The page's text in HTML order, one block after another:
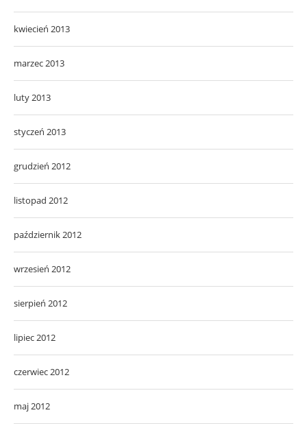
kwiecień 2013
marzec 2013
luty 2013
styczeń 2013
grudzień 2012
listopad 2012
październik 2012
wrzesień 2012
sierpień 2012
lipiec 2012
czerwiec 2012
maj 2012